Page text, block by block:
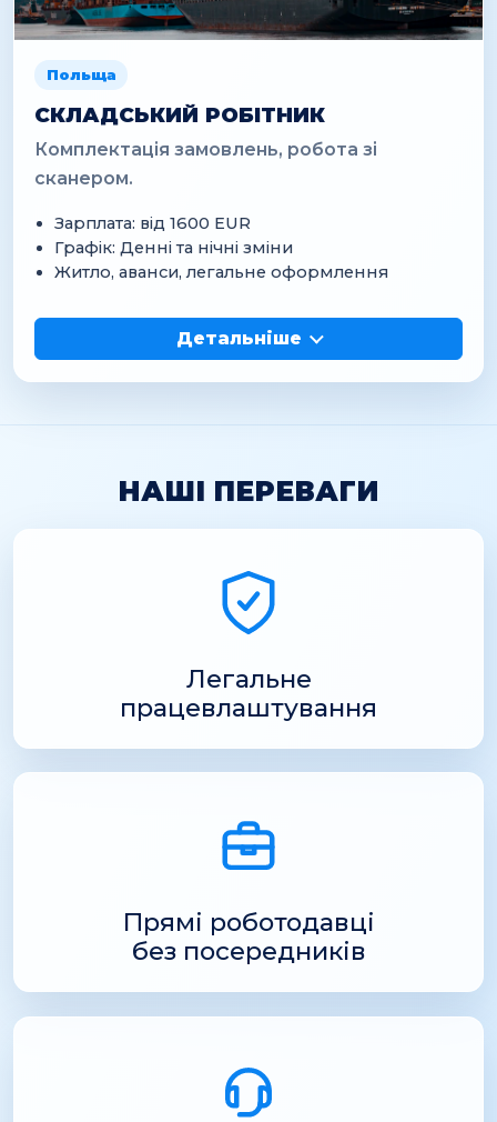
Польща
СКЛАДСЬКИЙ РОБІТНИК
Комплектація замовлень, робота зі
сканером.
Зарплата: від 1600 EUR
Графік: Денні та нічні зміни
Житло, аванси, легальне оформлення
Детальніше
НАШІ ПЕРЕВАГИ
Легальне
працевлаштування
Прямі роботодавці
без посередників